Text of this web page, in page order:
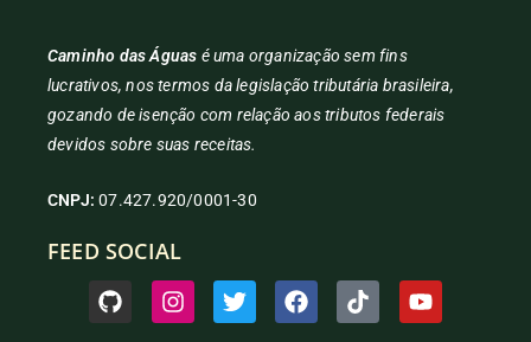
Caminho das Águas é uma organização sem fins
lucrativos, nos termos da legislação tributária brasileira,
gozando de isenção com relação aos tributos federais
devidos sobre suas receitas.
CNPJ: 07.427.920/0001-30
FEED SOCIAL